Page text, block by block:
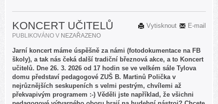
E-mail
Vytisknout
KONCERT UČITELŮ
PUBLIKOVÁNO V NEZAŘAZENO
Jarní koncert máme úspěšně za námi (fotodokumentace na FB
školy), a tak nás čeká další tradiční březnová akce, a to Koncert
učitelů. Dne 26. 3. 2026 od 17 hodin se ve velkém sále Tylova
domu představí pedagogové ZUŠ B. Martinů Polička v
nejrůznějších seskupeních s velmi pestrým, chvílemi až
překvapivým programem :-) Věděli jste například, že všichni